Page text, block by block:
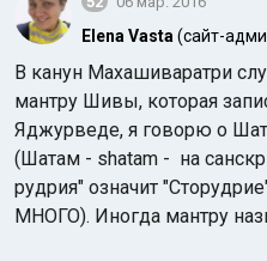
Elena Vasta (сайт-
В канун Махашиваратри
мантру Шивы, которая
Яджурведе, я говорю о
(Шатам - shatam - на
рудрия" означит
МНОГО). Иногда мантру